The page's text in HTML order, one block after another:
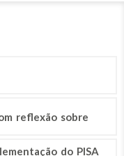
reflexão sobre
do PISA